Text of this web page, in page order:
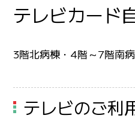
テレビカード
3階北病棟・4階～7階南病
テレビのご利